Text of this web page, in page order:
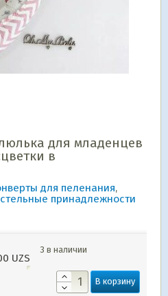
для младенцев
в
для пеленания,
принадлежности
UZS
3 в наличии
В корзину